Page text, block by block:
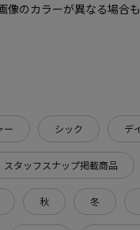
のカラーが異なる場合も
ー シック デ
スタッフスナップ掲載商品
秋 冬